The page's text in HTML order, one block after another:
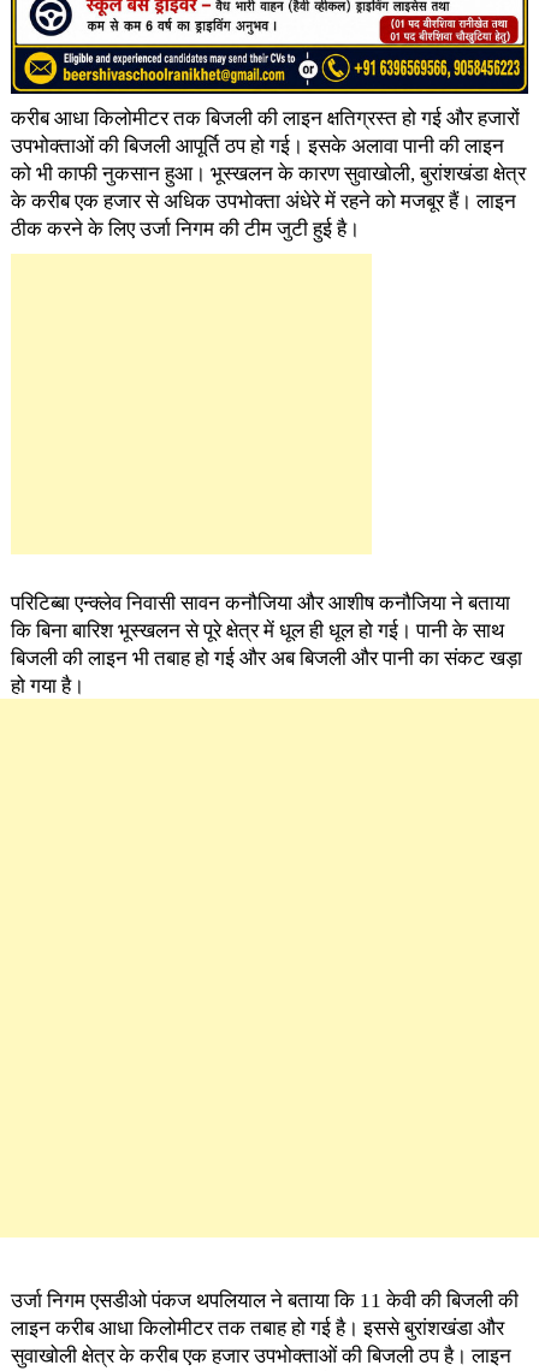
करीब आधा किलोमीटर तक बिजली की लाइन क्षतिग्रस्त हो गई और हजारों
उपभोक्ताओं की बिजली आपूर्ति ठप हो गई। इसके अलावा पानी की लाइन
को भी काफी नुकसान हुआ। भूस्खलन के कारण सुवाखोली, बुरांशखंडा क्षेत्र
के करीब एक हजार से अधिक उपभोक्ता अंधेरे में रहने को मजबूर हैं। लाइन
ठीक करने के लिए उर्जा निगम की टीम जुटी हुई है।
परिटिब्बा एन्क्लेव निवासी सावन कनौजिया और आशीष कनौजिया ने बताया
कि बिना बारिश भूस्खलन से पूरे क्षेत्र में धूल ही धूल हो गई। पानी के साथ
बिजली की लाइन भी तबाह हो गई और अब बिजली और पानी का संकट खड़ा
हो गया है।
उर्जा निगम एसडीओ पंकज थपलियाल ने बताया कि 11 केवी की बिजली की
लाइन करीब आधा किलोमीटर तक तबाह हो गई है। इससे बुरांशखंडा और
सुवाखोली क्षेत्र के करीब एक हजार उपभोक्ताओं की बिजली ठप है। लाइन